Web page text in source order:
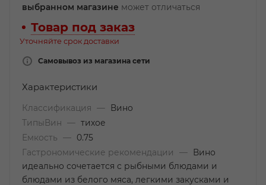
выбранном магазине может отличаться
Товар под заказ
Уточняйте срок доставки
Самовывоз из магазина сети
Характеристики
Классификация —
Вино
ТипыВин
— тихое
Емкость
—
0.75
Гастрономические рекомендации
—
Вино
идеально сочетается с рыбными блюдами и
блюдами из белого мяса, легкими закусками и